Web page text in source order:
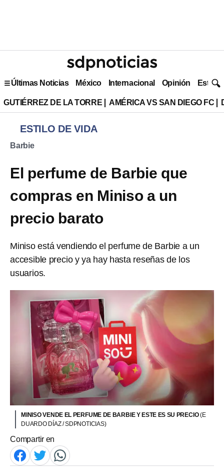
Últimas Noticias México Internacional Opinión Estilo
GUTIÉRREZ DE LA TORRE AMÉRICA VS SAN DIEGO FC
ESTILO DE VIDA
Barbie
El perfume de Barbie que
compras en Miniso a un
precio barato
Miniso está vendiendo el perfume de Barbie a un
accesible precio y ya hay hasta reseñas de los
usuarios.
MINISO VENDE EL PERFUME DE BARBIE Y ESTE ES SU PRECIO(E
DUARDO DÍAZ / SDPNOTICIAS)
Compartir en